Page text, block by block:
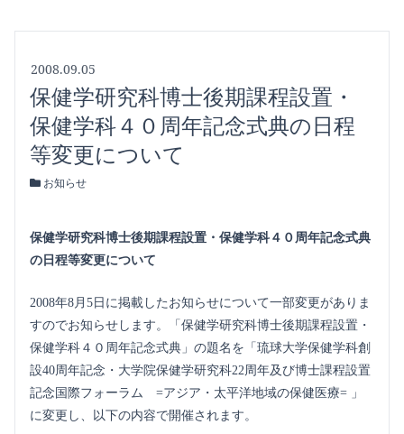
2008.09.05
保健学研究科博士後期課程設置・
保健学科４０周年記念式典の日程
等変更について
お知らせ
保健学研究科博士後期課程設置・保健学科４０周年記念式典
の日程等変更について
2008年8月5日に掲載したお知らせについて一部変更がありま
すのでお知らせします。「保健学研究科博士後期課程設置・
保健学科４０周年記念式典」の題名を「琉球大学保健学科創
設40周年記念・大学院保健学研究科22周年及び博士課程設置
記念国際フォーラム =アジア・太平洋地域の保健医療= 」
に変更し、以下の内容で開催されます。